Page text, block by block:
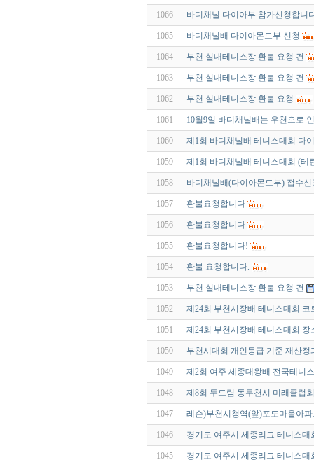
1066 바디채널 다이아부 참가신청합니
1065 바디채널배 다이아몬드부 신청
1064 부천 실내테니스장 환불 요청 건
1063 부천 실내테니스장 환불 요청 건
1062 부천 실내테니스장 환불 요청
1061 10월9일 바디채널배는 우천으로
1060 제1회 바디채널배 테니스대회 다
1059 제1회 바디채널배 테니스대회 (테
1058 바디채널배(다이아몬드부) 접수
1057 환불요청합니다
1056 환불요청합니다
1055 환불요청합니다!
1054 환불 요청합니다.
1053 부천 실내테니스장 환불 요청 건
1052 제24회 부천시장배 테니스대회
1051 제24회 부천시장배 테니스대회
1050 부천시대회 개인등급 기준 재산
1049 제2회 여주 세종대왕배 전국테니
1048 제8회 두드림 동두천시 미래클럽
1047 레슨)부천시청역(앞)포도마을아
1046 경기도 여주시 세종리그 테니스
1045 경기도 여주시 세종리그 테니스대